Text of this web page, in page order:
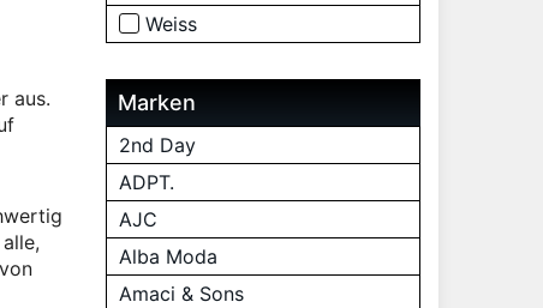
aus.
Weiss
Marken
2nd Day
ADPT.
AJC
Alba Moda
Amaci & Sons